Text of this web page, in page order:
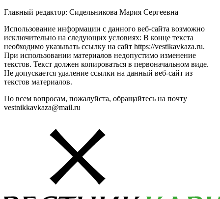
Главный редактор: Сидельникова Мария Сергеевна
Использование информации с данного веб-сайта возможно
исключительно на следующих условиях: В конце текста
необходимо указывать ссылку на сайт https://vestikavkaza.ru.
При использовании материалов недопустимо изменение
текстов. Текст должен копироваться в первоначальном виде.
Не допускается удаление ссылки на данный веб-сайт из
текстов материалов.
По всем вопросам, пожалуйста, обращайтесь на почту
vestnikkavkaza@mail.ru